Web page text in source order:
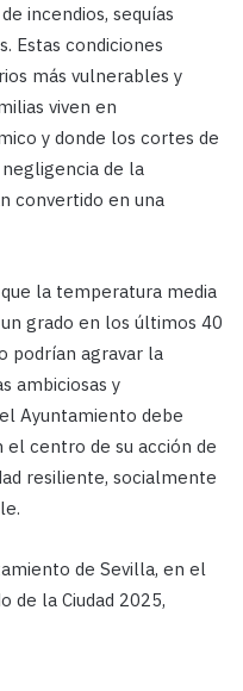
incendios, sequías
Estas condiciones
más vulnerables y
viven en
y donde los cortes de
de la
convertido en una
la temperatura media
grado en los últimos 40
podrían agravar la
ambiciosas y
Ayuntamiento debe
centro de su acción de
resiliente, socialmente
de Sevilla, en el
de la Ciudad 2025,